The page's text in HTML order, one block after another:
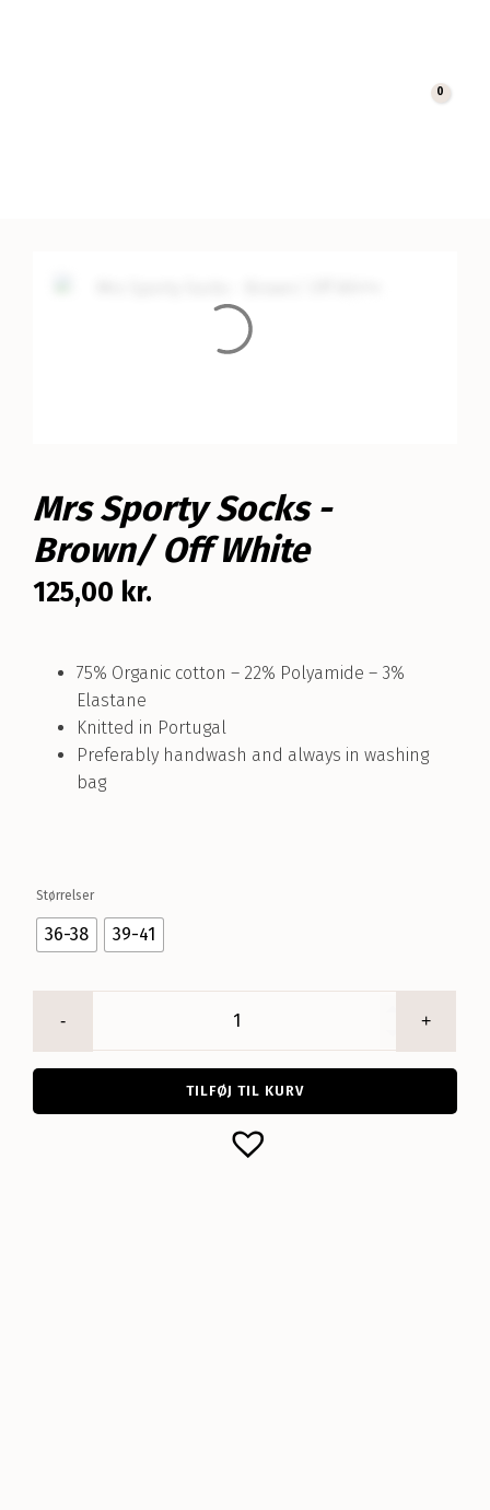
0
Mrs Sporty Socks -
Brown/ Off White
125,00 kr.
75% Organic cotton – 22% Polyamide – 3%
Elastane
Knitted in Portugal
Preferably handwash and always in washing
bag
Størrelser
36-38 39-41
Socks
-
Off
TILFØJ TIL KURV